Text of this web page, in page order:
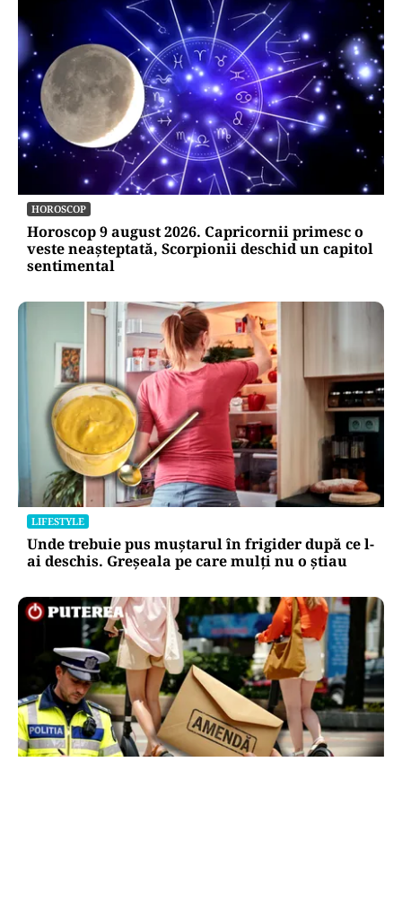
HOROSCOP
Horoscop 9 august 2026. Capricornii primesc o
veste neașteptată, Scorpionii deschid un capitol
sentimental
LIFESTYLE
Unde trebuie pus muștarul în frigider după ce l-
ai deschis. Greșeala pe care mulți nu o știau